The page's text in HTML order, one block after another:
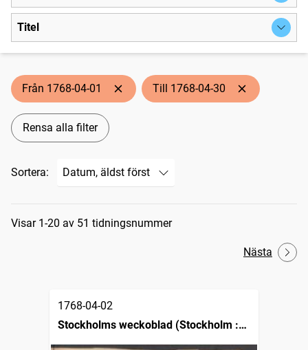
Titel
Från 1768-04-01 Till 1768-04-30
Rensa alla filter
Sortera:
Sökresultat
Visar 1-20 av 51 tidningsnummer
Nästa
1768-04-02
Stockholms weckoblad (Stockholm :
1745)